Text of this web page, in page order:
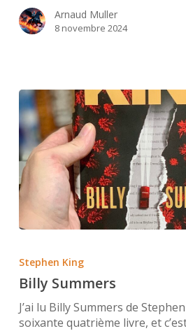
Arnaud Muller
8 novembre 2024
Stephen King
Billy Summers
J’ai lu Billy Summers de
soixante quatrième livre, et